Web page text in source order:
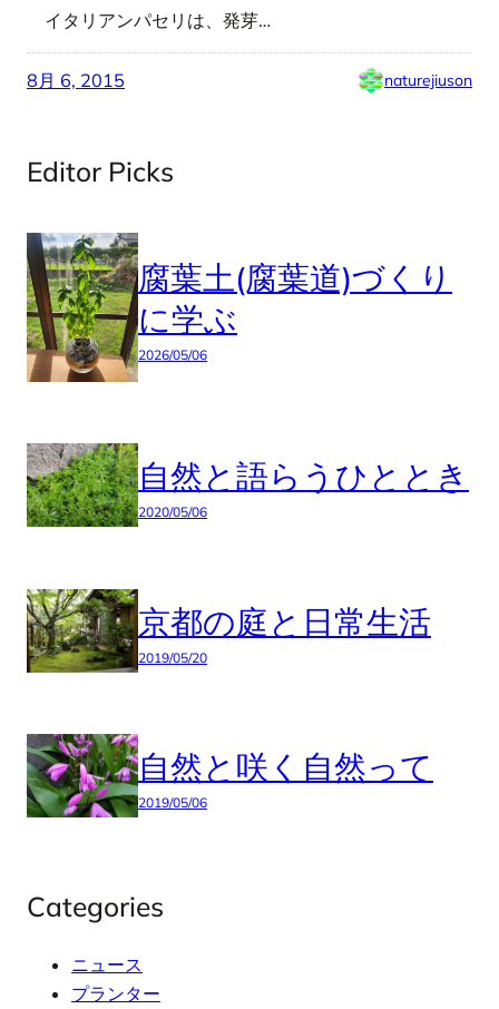
イタリアンパセリは、発芽…
8月 6, 2015 naturejiuson
Editor Picks
腐葉土(腐葉道)づくり
に学ぶ
2026/05/06
自然と語らうひととき
2020/05/06
京都の庭と日常生活
2019/05/20
自然と咲く自然って
2019/05/06
Categories
ニュース
プランター